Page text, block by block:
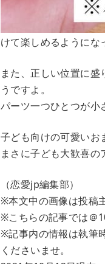
けて楽しめるようにな
また、正しい位置に
うですよ。
パーツ一つひとつが小
子ども向けの可愛いお
まさに子ども大歓喜
（恋愛jp編集部）
※本文中の画像は投稿
※こちらの記事では＠
※記事内の情報は執筆
くださいませ。